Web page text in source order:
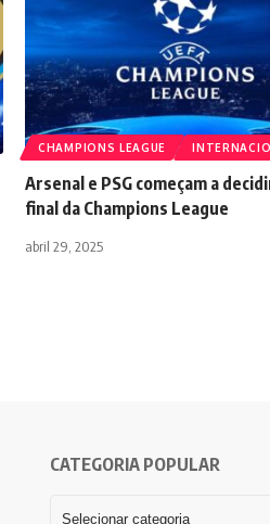
CHAMPIONS LEAGUE
Arsenal e PSG começam a
final da Champions League
abril 29, 2025
CATEGORIA POPULAR